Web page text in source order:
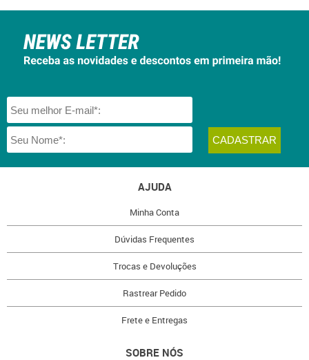
AJUDA
Minha Conta
Dúvidas Frequentes
Trocas e Devoluções
Rastrear Pedido
Frete e Entregas
SOBRE NÓS